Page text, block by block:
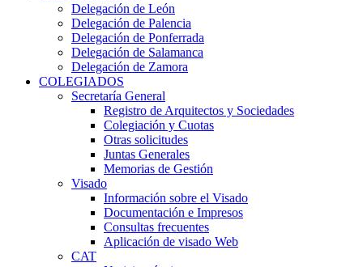
Delegación de León
Delegación de Palencia
Delegación de Ponferrada
Delegación de Salamanca
Delegación de Zamora
COLEGIADOS
Secretaría General
Registro de Arquitectos y Sociedades
Colegiación y Cuotas
Otras solicitudes
Juntas Generales
Memorias de Gestión
Visado
Información sobre el Visado
Documentación e Impresos
Consultas frecuentes
Aplicación de visado Web
CAT